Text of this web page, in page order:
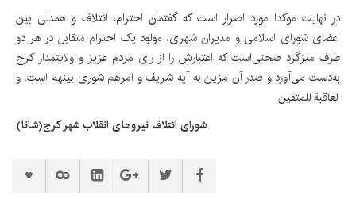
در نهایت موکدا مورد اصرار است که گفتمان احترام، ائتلاف و همدلی بین
اعضای شورای اسلامی و مدیران شهری، مولود یک احترام متقابل در هر دو
طرف میزگرد صحنی‌است که اعتبارش را از رای مردم عزیز و ولایتمدار کرج
به‌دست می‌آورد و صدر آن مزین به آیه شریف و امرهم شوری بینهم است. و
العاقبة للمتقین
شورای ائتلاف نیروهای انقلاب شهر کرج(شانا)